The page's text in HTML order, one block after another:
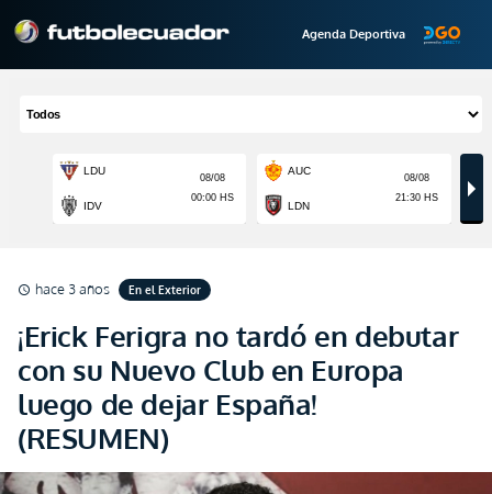
Agenda Deportiva
schedule hace 3 años En el Exterior
¡Erick Ferigra no tardó en debutar
con su Nuevo Club en Europa
luego de dejar España!
(RESUMEN)